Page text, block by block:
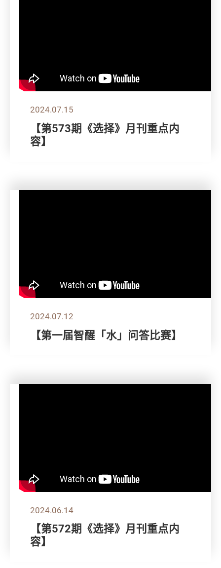
2024.07.15
【第573期《选择》月刊重点内
容】
2024.07.12
【第一届智醒「水」问答比赛】
2024.06.14
【第572期《选择》月刊重点内
容】